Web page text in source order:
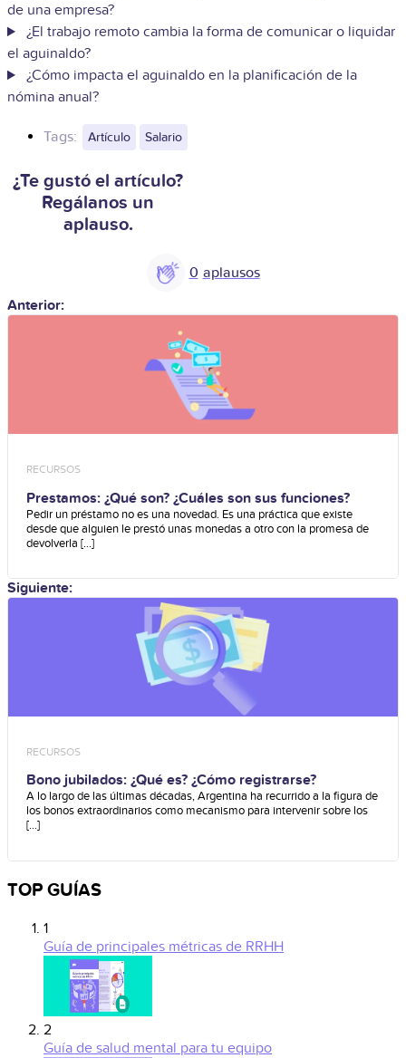
de una empresa?
¿El trabajo remoto cambia la forma de comunicar o liquidar
el aguinaldo?
¿Cómo impacta el aguinaldo en la planificación de la
nómina anual?
Tags: Artículo Salario
¿Te gustó el artículo?
Regálanos un
aplauso.
0
Anterior:
RECURSOS
Prestamos: ¿Qué son? ¿Cuáles son sus funciones?
Pedir un préstamo no es una novedad. Es una práctica que existe
desde que alguien le prestó unas monedas a otro con la promesa de
devolverla [...]
Siguiente:
RECURSOS
Bono jubilados: ¿Qué es? ¿Cómo registrarse?
A lo largo de las últimas décadas, Argentina ha recurrido a la figura de
los bonos extraordinarios como mecanismo para intervenir sobre los
[...]
TOP GUÍAS
1
Guía de principales métricas de RRHH
2
Guía de salud mental para tu equipo